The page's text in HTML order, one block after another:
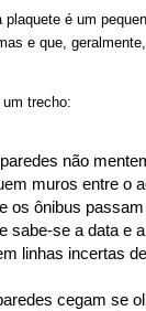
plaquete é um
e que,
um trecho:
não
muros entre o
os ônibus
sabe-se a data e
linhas incertas
cegam se